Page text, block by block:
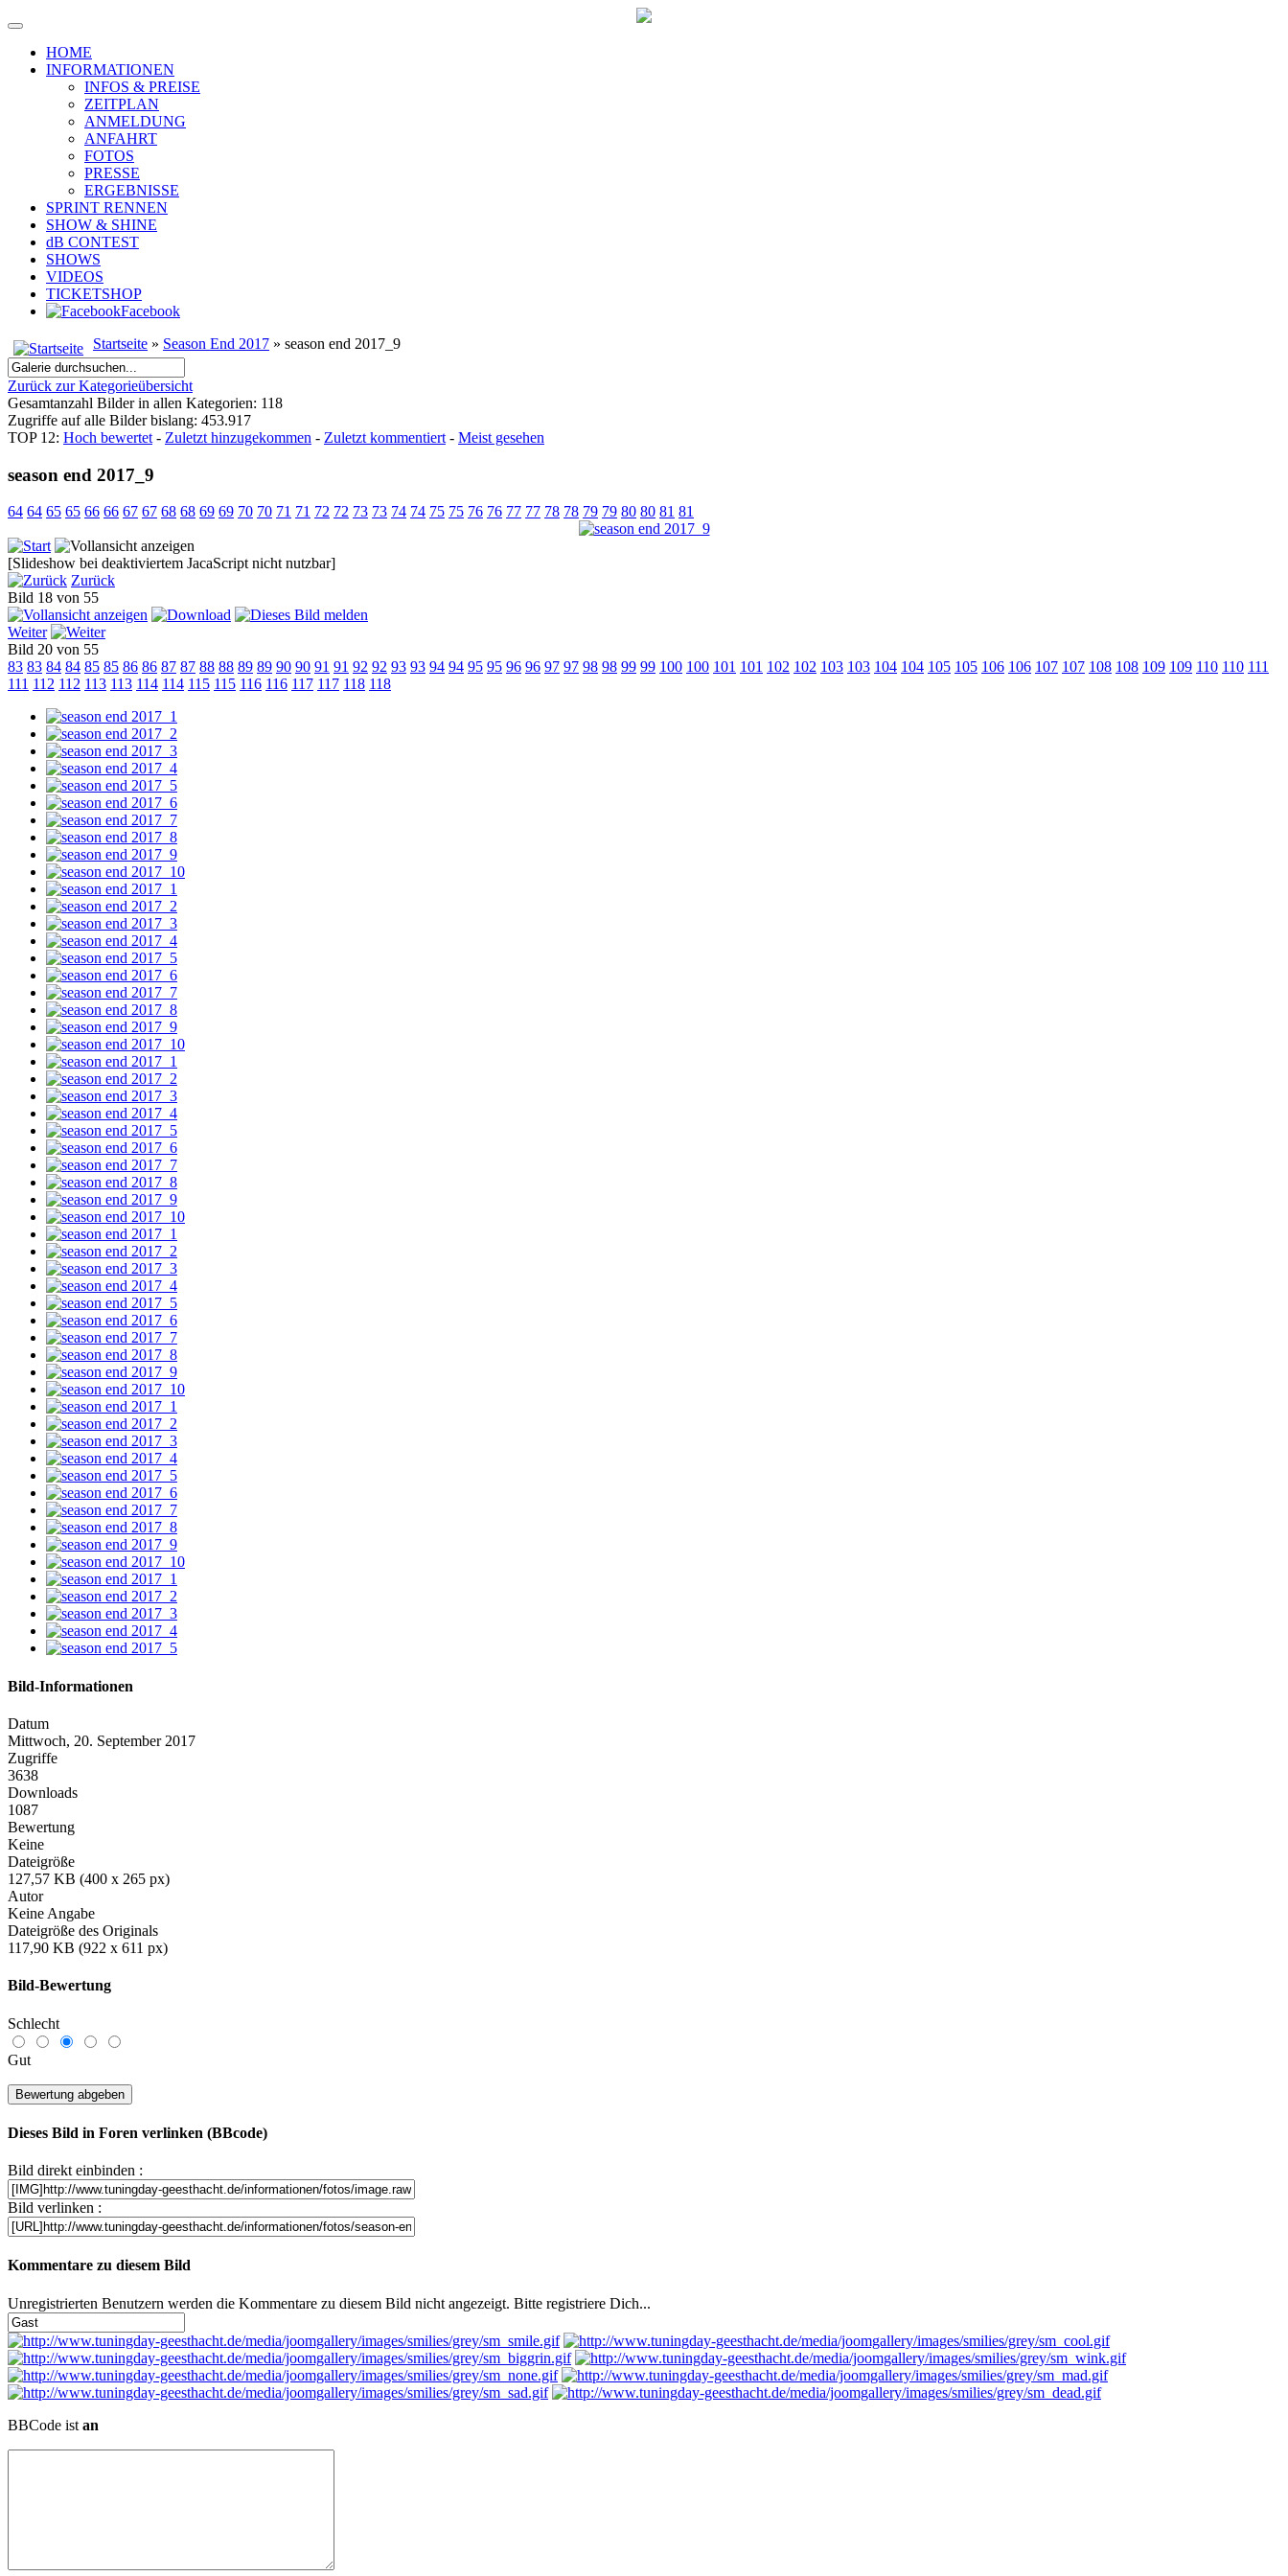
HOME
INFORMATIONEN
INFOS & PREISE
ZEITPLAN
ANMELDUNG
ANFAHRT
FOTOS
PRESSE
ERGEBNISSE
SPRINT RENNEN
SHOW & SHINE
dB CONTEST
SHOWS
VIDEOS
TICKETSHOP
Facebook
Startseite » Season End 2017 » season end 2017_9
Zurück zur Kategorieübersicht
Gesamtanzahl Bilder in allen Kategorien: 118
Zugriffe auf alle Bilder bislang: 453.917
TOP 12: Hoch bewertet - Zuletzt hinzugekommen - Zuletzt kommentiert - Meist gesehen
season end 2017_9
64 64 65 65 66 66 67 67 68 68 69 69 70 70 71 71 72 72 73 73 74 74 75 75 76 76 77 77 78 78 79 79 80 80 81 81
[Slideshow bei deaktiviertem JacaScript nicht nutzbar]
Zurück
Bild 18 von 55
Weiter
Bild 20 von 55
83 83 84 84 85 85 86 86 87 87 88 88 89 89 90 90 91 91 92 92 93 93 94 94 95 95 96 96 97 97 98 98 99 99 100 100 101 101 102 102 103 103 104 104 105 105 106 106 107 107 108 108 109 109 110 110 111
111 112 112 113 113 114 114 115 115 116 116 117 117 118 118
Bild-Informationen
Datum
Mittwoch, 20. September 2017
Zugriffe
3638
Downloads
1087
Bewertung
Keine
Dateigröße
127,57 KB (400 x 265 px)
Autor
Keine Angabe
Dateigröße des Originals
117,90 KB (922 x 611 px)
Bild-Bewertung
Schlecht
Gut
Dieses Bild in Foren verlinken (BBcode)
Bild direkt einbinden :
Bild verlinken :
Kommentare zu diesem Bild
Unregistrierten Benutzern werden die Kommentare zu diesem Bild nicht angezeigt. Bitte registriere Dich...
BBCode ist an